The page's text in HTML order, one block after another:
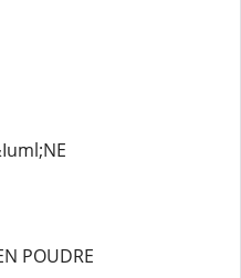
POUDRE